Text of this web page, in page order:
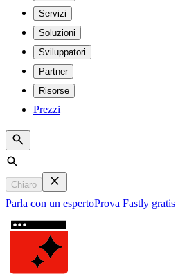
Servizi
Soluzioni
Sviluppatori
Partner
Risorse
Prezzi
Search
Chiaro
Parla con un espertoProva Fastly gratis